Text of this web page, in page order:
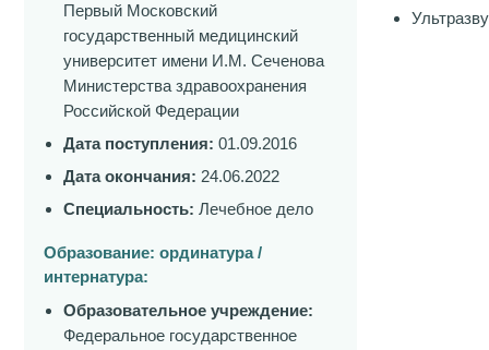
Первый Московский
государственный медицинский
университет имени И.М. Сеченова
Министерства здравоохранения
Российской Федерации
Дата поступления: 01.09.2016
Дата окончания: 24.06.2022
Специальность: Лечебное дело
Образование: ординатура /
интернатура:
Образовательное учреждение:
Федеральное государственное